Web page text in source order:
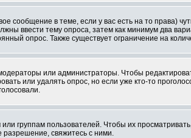
сообщение в теме, если у вас есть на то
ввести тему опроса, затем как минимум два
опрос. Также существует ограничение на
или администраторы. Чтобы
или удалять опрос, но если уже кто-то
группам пользователей. Чтобы их
свяжитесь с ними.